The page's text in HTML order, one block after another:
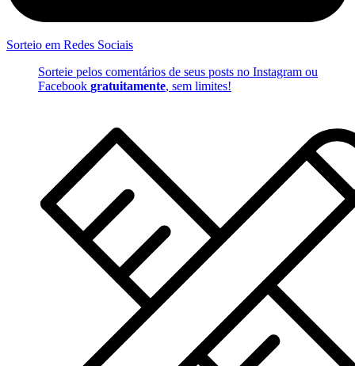
Sorteio em Redes Sociais
Sorteie pelos comentários de seus posts no Instagram ou
Facebook gratuitamente, sem limites!